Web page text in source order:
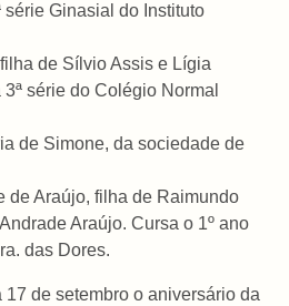
série Ginasial do Instituto
de Sílvio Assis e Lígia
série do Colégio Normal
de Simone, da sociedade de
de Araújo, filha de Raimundo
Araújo. Cursa o 1º ano
das Dores.
de setembro o aniversário da